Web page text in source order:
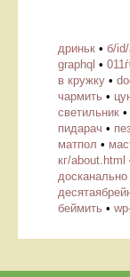
дриньк • б/
graphql •
в кружку •
чармить •
светильник •
пидарач •
матпол •
кг/about.html
досканально
беймить •